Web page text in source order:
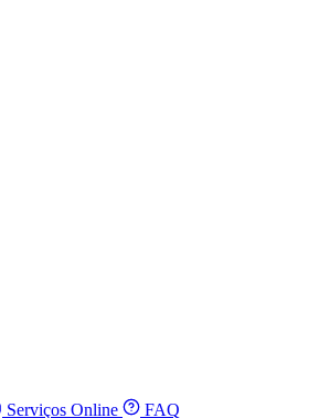
Serviços Online FAQ